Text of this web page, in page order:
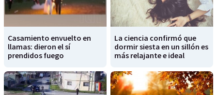
Casamiento envuelto en
llamas: dieron el sí
prendidos fuego
La ciencia confirmó que
dormir siesta en un sillón es
más relajante e ideal